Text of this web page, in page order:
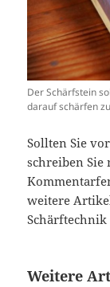
Der Schärfstein
darauf schärfen
Sollten Sie
schreiben Sie
weitere
Weitere